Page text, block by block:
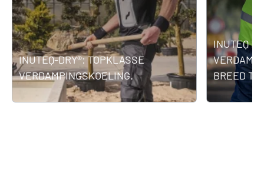
INUTEQ-DRY®: TOPKLASSE
VERDAMPINGSKOELING.
INUTEQ
BREED